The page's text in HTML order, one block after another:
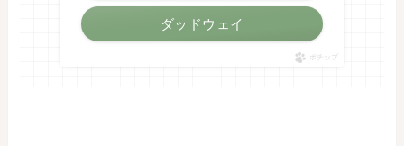
ダッドウェイ
ポチップ